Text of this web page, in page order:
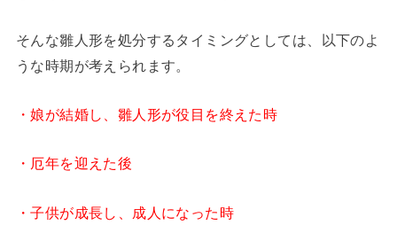
そんな雛人形を処分するタイミングとしては、以下のよ
うな時期が考えられます。
・娘が結婚し、雛人形が役目を終えた時
・厄年を迎えた後
・子供が成長し、成人になった時